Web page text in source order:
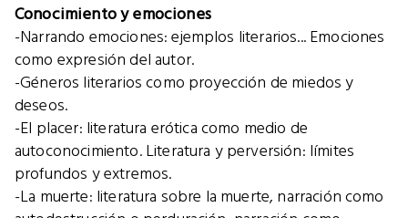
Conocimiento y emociones
-Narrando emociones: ejemplos literarios... Emociones
como expresión del autor.
-Géneros literarios como proyección de miedos y
deseos.
-El placer: literatura erótica como medio de
autoconocimiento. Literatura y perversión: límites
profundos y extremos.
-La muerte: literatura sobre la muerte, narración como